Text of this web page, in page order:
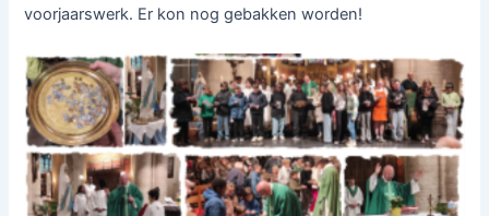
voorjaarswerk. Er kon nog gebakken worden!